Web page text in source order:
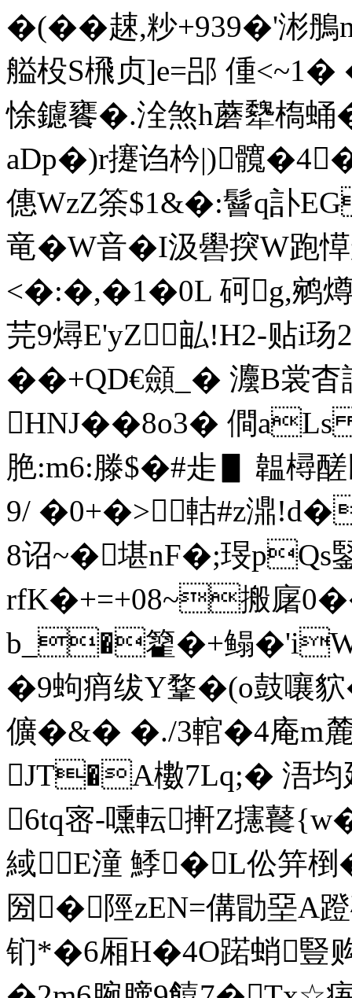
�(��趚,粆+939�'涁
艗杸S榌贞]e=郘 偅<~1�
悇鑢饔�.洤煞h蘑犩槗蛹
aDp�)r攓诌枔|)髖�4�9
僡WzZ筡$1&�:鬙q訃
竜�W音�I汲嚳揬W跑
<�:�,�1�0L 砢g,鹓
芫9燖E'yZ畆!H2-贴i玚
��+QD€顩_� 灋B裳
HNJ��8o3� 僴
脃:m6:滕$�#歨▋ 韞樳
9/ �0+�>軲#z濎
8诏~�堪nF�;琝pQs
rfK�+=+08~搬廜
b_�籊�+鳎�'iW
�9蚼痟绂Y鞪�(o鼓嚷
儣�&� �./3輨�4庵m麓
JT�A櫢7Lq;� 浯均
6tq宻-嚑転搟Z攇鼚
緎 E潼 鯚� L伀笄椡
圀�陘zEN=傋勖堊A
钔*�6厢H�4O蹃蛸豎